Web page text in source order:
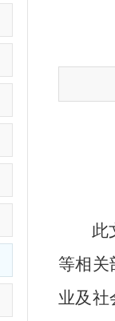
此
等相关
业及社